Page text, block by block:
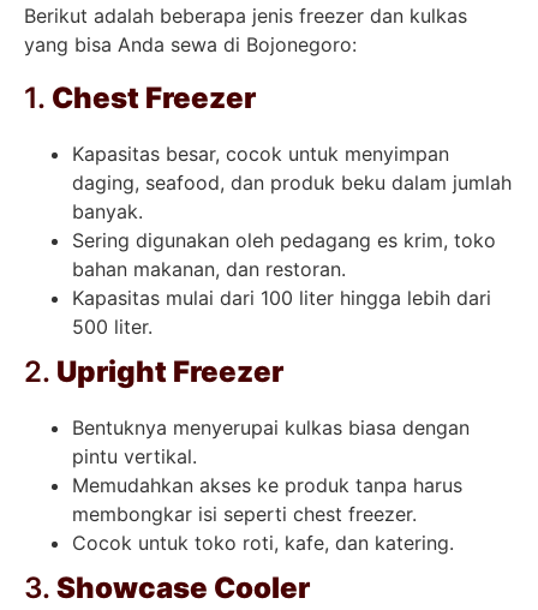
Berikut adalah beberapa jenis freezer dan kulkas
yang bisa Anda sewa di Bojonegoro:
1. Chest Freezer
Kapasitas besar, cocok untuk menyimpan
daging, seafood, dan produk beku dalam jumlah
banyak.
Sering digunakan oleh pedagang es krim, toko
bahan makanan, dan restoran.
Kapasitas mulai dari 100 liter hingga lebih dari
500 liter.
2. Upright Freezer
Bentuknya menyerupai kulkas biasa dengan
pintu vertikal.
Memudahkan akses ke produk tanpa harus
membongkar isi seperti chest freezer.
Cocok untuk toko roti, kafe, dan katering.
3. Showcase Cooler